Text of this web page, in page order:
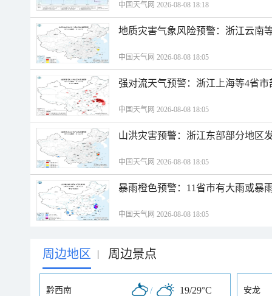
中国天气网 2026-08-08 18:18
地质灾害气象风险预警：浙江云南
中国天气网 2026-08-08 18:05
强对流天气预警：浙江上海等4省
中国天气网 2026-08-08 18:05
山洪灾害预警：浙江东部部分地区
中国天气网 2026-08-08 18:05
暴雨橙色预警：11省市有大雨或暴
中国天气网 2026-08-08 18:05
周边地区 | 周边景点
黔西南 / 19/29°C 安龙